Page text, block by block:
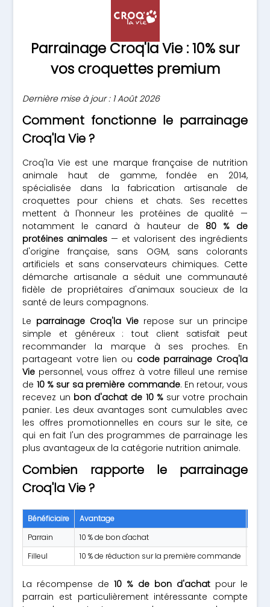
Parrainage Croq'la Vie : 10% sur
vos croquettes premium
Dernière mise à jour : 1 Août 2026
Comment fonctionne le parrainage
Croq'la Vie ?
Croq'la Vie est une marque française de nutrition
animale haut de gamme, fondée en 2014,
spécialisée dans la fabrication artisanale de
croquettes pour chiens et chats. Ses recettes
mettent à l'honneur les protéines de qualité —
notamment le canard à hauteur de 80 % de
protéines animales — et valorisent des ingrédients
d'origine française, sans OGM, sans colorants
artificiels et sans conservateurs chimiques. Cette
démarche artisanale a séduit une communauté
fidèle de propriétaires d'animaux soucieux de la
santé de leurs compagnons.
Le parrainage Croq'la Vie repose sur un principe
simple et généreux : tout client satisfait peut
recommander la marque à ses proches. En
partageant votre lien ou code parrainage Croq'la
Vie personnel, vous offrez à votre filleul une remise
de 10 % sur sa première commande. En retour, vous
recevez un bon d'achat de 10 %sur votre prochain
panier. Les deux avantages sont cumulables avec
les offres promotionnelles en cours sur le site, ce
qui en fait l'un des programmes de parrainage les
plus avantageux de la catégorie nutrition animale.
Combien rapporte le parrainage
Croq'la Vie ?
Bénéficiaire Avantage
Parrain
10 % de bon d'achat
Filleul
10 % de réduction sur la première commande
La récompense de10 % de bon d'achatpour le
parrain est particulièrement intéressante compte